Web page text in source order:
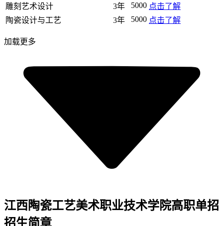
雕刻艺术设计
3年 5000 点击了解
陶瓷设计与工艺
3年 5000 点击了解
加载更多
江西陶瓷工艺美术职业技术学院高职单招
招生简章